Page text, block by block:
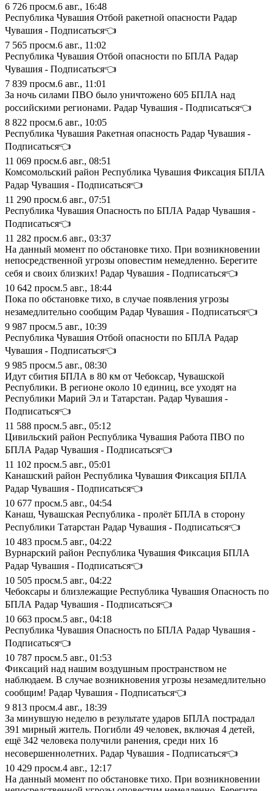
6 726 просм.6 авг., 16:48
Республика Чувашия Отбой ракетной опасности Радар
Чувашия - Подписаться👈
7 565 просм.6 авг., 11:02
Республика Чувашия Отбой опасности по БПЛА Радар
Чувашия - Подписаться👈
7 839 просм.6 авг., 11:01
За ночь силами ПВО было уничтожено 605 БПЛА над
российскими регионами. Радар Чувашия - Подписаться👈
8 822 просм.6 авг., 10:05
Республика Чувашия Ракетная опасность Радар Чувашия -
Подписаться👈
11 069 просм.6 авг., 08:51
Комсомольский район Республика Чувашия Фиксация БПЛА
Радар Чувашия - Подписаться👈
11 290 просм.6 авг., 07:51
Республика Чувашия Опасность по БПЛА Радар Чувашия -
Подписаться👈
11 282 просм.6 авг., 03:37
На данный момент по обстановке тихо. При возникновении
непосредственной угрозы оповестим немедленно. Берегите
себя и своих близких! Радар Чувашия - Подписаться👈
10 642 просм.5 авг., 18:44
Пока по обстановке тихо, в случае появления угрозы
незамедлительно сообщим Радар Чувашия - Подписаться👈
9 987 просм.5 авг., 10:39
Республика Чувашия Отбой опасности по БПЛА Радар
Чувашия - Подписаться👈
9 985 просм.5 авг., 08:30
Идут сбития БПЛА в 80 км от Чебоксар, Чувашской
Республики. В регионе около 10 единиц, все уходят на
Республики Марий Эл и Татарстан. Радар Чувашия -
Подписаться👈
11 588 просм.5 авг., 05:12
Цивильский район Республика Чувашия Работа ПВО по
БПЛА Радар Чувашия - Подписаться👈
11 102 просм.5 авг., 05:01
Канашский район Республика Чувашия Фиксация БПЛА
Радар Чувашия - Подписаться👈
10 677 просм.5 авг., 04:54
Канаш, Чувашская Республика - пролёт БПЛА в сторону
Республики Татарстан Радар Чувашия - Подписаться👈
10 483 просм.5 авг., 04:22
Вурнарский район Республика Чувашия Фиксация БПЛА
Радар Чувашия - Подписаться👈
10 505 просм.5 авг., 04:22
Чебоксары и близлежащие Республика Чувашия Опасность по
БПЛА Радар Чувашия - Подписаться👈
10 663 просм.5 авг., 04:18
Республика Чувашия Опасность по БПЛА Радар Чувашия -
Подписаться👈
10 787 просм.5 авг., 01:53
Фиксаций над нашим воздушным пространством не
наблюдаем. В случае возникновения угрозы незамедлительно
сообщим! Радар Чувашия - Подписаться👈
9 813 просм.4 авг., 18:39
За минувшую неделю в результате ударов БПЛА пострадал
391 мирный житель. Погибли 49 человек, включая 4 детей,
ещё 342 человека получили ранения, среди них 16
несовершеннолетних. Радар Чувашия - Подписаться👈
10 429 просм.4 авг., 12:17
На данный момент по обстановке тихо. При возникновении